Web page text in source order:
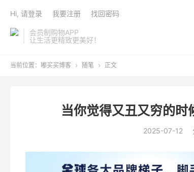
会员制购物APP
让生活更精致更美好！
Hi, 请登录 我要注册 找回密码
当前位置： 嘟买买博客  随笔  正文
当你觉得又丑又穷的时
2025-07-12